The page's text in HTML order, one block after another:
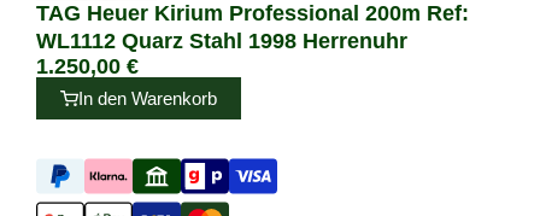
TAG Heuer Kirium Professional 200m Ref:
WL1112 Quarz Stahl 1998 Herrenuhr
1.250,00 €
In den Warenkorb